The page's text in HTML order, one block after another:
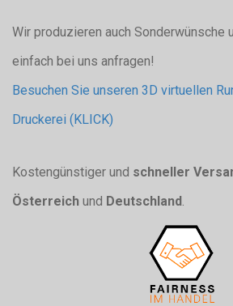
Wir produzieren auch Sonderwünsche
einfach bei uns anfragen!
Besuchen Sie unseren 3D virtuellen
Druckerei (KLICK)
Kostengünstiger und schneller
Österreich und Deutschland.